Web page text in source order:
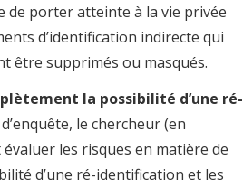
de porter atteinte à la vie privée
d’identification indirecte qui
être supprimés ou masqués.
la possibilité d’une ré-
le chercheur (en
les risques en matière de
d’une ré-identification et les